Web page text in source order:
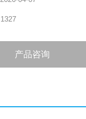
1327
产品咨询